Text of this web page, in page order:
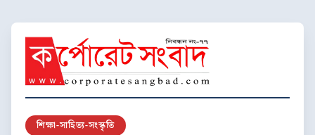
শিক্ষা-সাহিত্য-সংস্কৃতি